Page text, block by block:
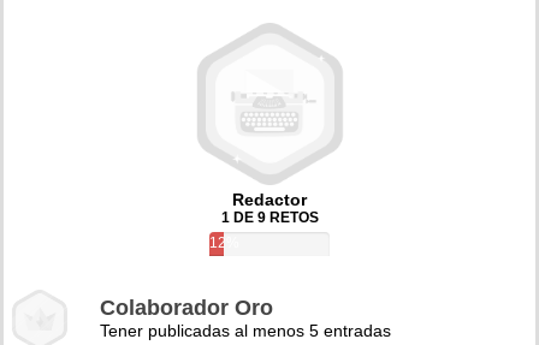
Redactor
1 DE 9 RETOS
12%
Colaborador Oro
Tener publicadas al menos 5 entradas